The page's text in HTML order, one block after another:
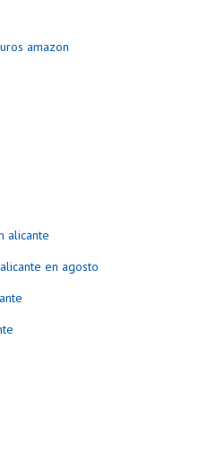
amazon
alicante
en agosto